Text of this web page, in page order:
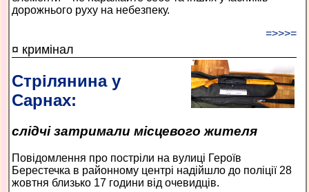
дорожнього руху на небезпеку.
=>>>=
¤ кримінал
Стрілянина у
Сарнах:
слідчі затримали місцевого жителя
Повідомлення про постріли на вулиці Героїв
Берестечка в районному центрі надійшло до поліції 28
жовтня близько 17 години від очевидців.